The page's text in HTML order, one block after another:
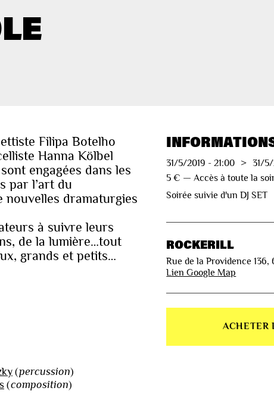
Filipa Botelho
Hanna Kölbel
engagées dans les
par l’art du
nouvelles dramaturgies
à suivre leurs
de la lumière…tout
grands et petits…
(percussion)
(composition)
31/5/2019 -21:00 > 31/
5 € — Accès à toute la
Soirée suivie d'un DJ SET
ROCKERILL
Rue de la Providence
Lien Google Map
ACHETER